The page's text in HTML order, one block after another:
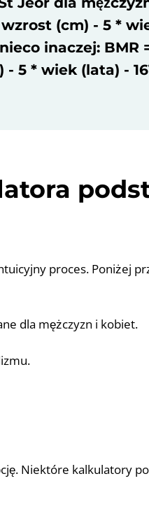
(cm) - 5 *
inaczej: BMR
5 * wiek (lata) -
proces. Poniżej
dla mężczyzn i kobiet.
Niektóre kalkulatory